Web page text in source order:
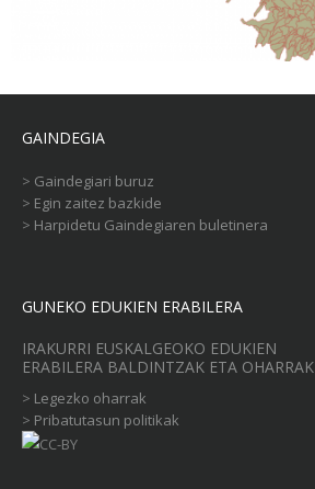
GAINDEGIA
> Gaindegiari buruz
> Egin zaitez bazkide
> Harpidetu Gaindegiaren buletinera
GUNEKO EDUKIEN ERABILERA
IRAKURRI EUSKALGEOKO EDUKIEN
ERABILERA BALDINTZAK ETA OHARRAK
> Legezko oharrak
> Pribatutasun politikak